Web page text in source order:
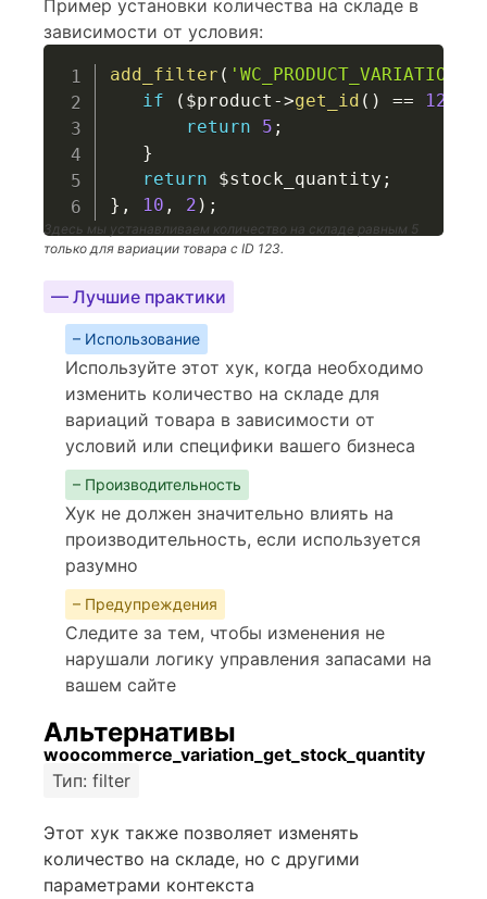
Пример установки количества на складе в
зависимости от условия:
add_filter (
if
( $product ->get_id ( ) == 123
return
5 ;
}
return
$stock_quantity ;
} , 10 , 2 ) ;
Здесь мы устанавливаем количество на складе равным 5
только для вариации товара с ID 123.
— Лучшие практики
– Использование
Используйте этот хук, когда необходимо
изменить количество на складе для
вариаций товара в зависимости от
условий или специфики вашего бизнеса
– Производительность
Хук не должен значительно влиять на
производительность, если используется
разумно
– Предупреждения
Следите за тем, чтобы изменения не
нарушали логику управления запасами на
вашем сайте
Альтернативы
woocommerce_variation_get_stock_quantity
Тип: filter
Этот хук также позволяет изменять
количество на складе, но с другими
параметрами контекста